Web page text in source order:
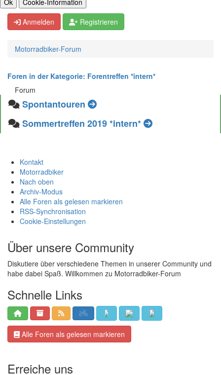
Anmelden Registrieren
Motorradbiker-Forum
Foren in der Kategorie: Forentreffen *intern*
Forum
Spontantouren
Sommertreffen 2019 *intern*
Kontakt
Motorradbiker
Nach oben
Archiv-Modus
Alle Foren als gelesen markieren
RSS-Synchronisation
Cookie-Einstellungen
Über unsere Community
Diskutiere über verschiedene Themen in unserer Community und
habe dabei Spaß. Willkommen zu Motorradbiker-Forum
Schnelle Links
Alle Foren als gelesen markieren
Erreiche uns